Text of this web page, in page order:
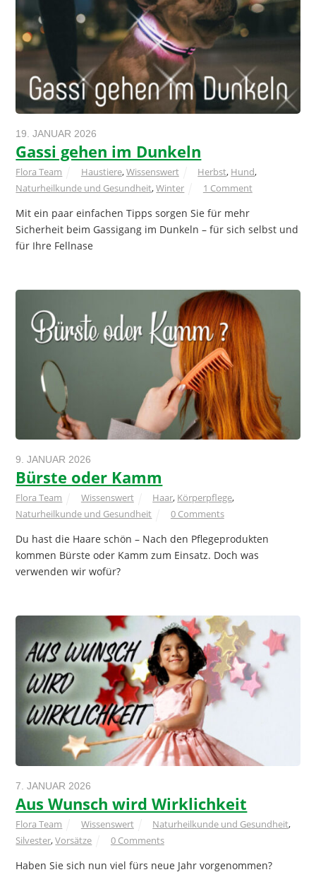
19. JANUAR 2026
Gassi gehen im Dunkeln
Flora Team Haustiere,Wissenswert Herbst, Hund,
Naturheilkunde und Gesundheit,Winter 1 Comment
Mit ein paar einfachen Tipps sorgen Sie für mehr
Sicherheit beim Gassigang im Dunkeln – für sich selbst und
für Ihre Fellnase
9. JANUAR 2026
Bürste oder Kamm
Flora Team Wissenswert Haar, Körperpflege,
Naturheilkunde und Gesundheit
0 Comments
Du hast die Haare schön – Nach den Pflegeprodukten
kommen Bürste oder Kamm zum Einsatz. Doch was
verwenden wir wofür?
7. JANUAR 2026
Aus Wunsch wird Wirklichkeit
Flora Team Wissenswert Naturheilkunde und Gesundheit,
Silvester,Vorsätze 0 Comments
Haben Sie sich nun viel fürs neue Jahr vorgenommen?